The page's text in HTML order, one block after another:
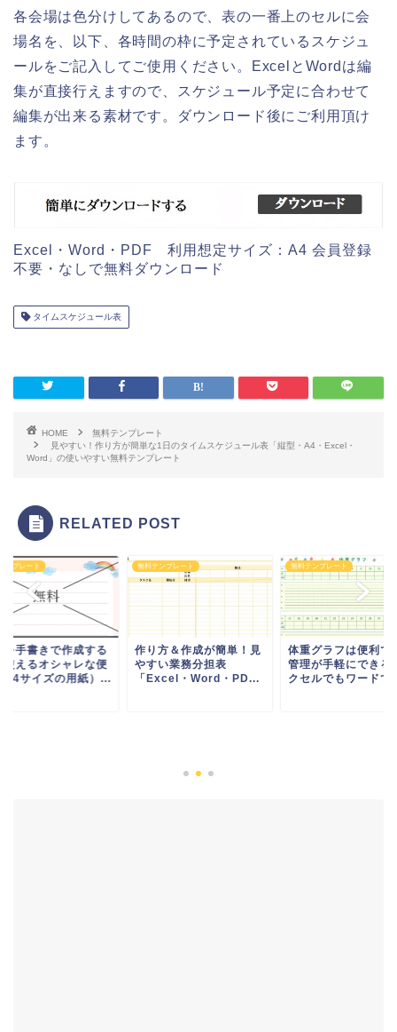
各会場は色分けしてあるので、表の一番上のセルに会
場名を、以下、各時間の枠に予定されているスケジュ
ールをご記入してご使用ください。ExcelとWordは編
集が直接行えますので、スケジュール予定に合わせて
編集が出来る素材です。ダウンロード後にご利用頂け
ます。
Excel・Word・PDF 利用想定サイズ：A4 会員登録
不要・なしで無料ダウンロード
タイムスケジュール表
HOME
無料テンプレート
見やすい！作り方が簡単な1日のタイムスケジュール表「縦型・A4・Excel・
Word」の使いやすい無料テンプレート
RELATED POST
ンプレート
を手書きで作成する
使えるオシャレな便
A4サイズの用紙）...
無料テンプレート
作り方＆作成が簡単！見
やすい業務分担表
「Excel・Word・PD...
無料テンプレート
体重グラフは便利で
管理が手軽にできる
クセルでもワードで